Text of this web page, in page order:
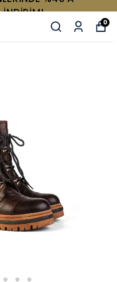
İNDİRİM!
0